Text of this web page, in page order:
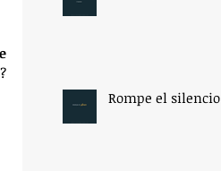
Rompe el silencio